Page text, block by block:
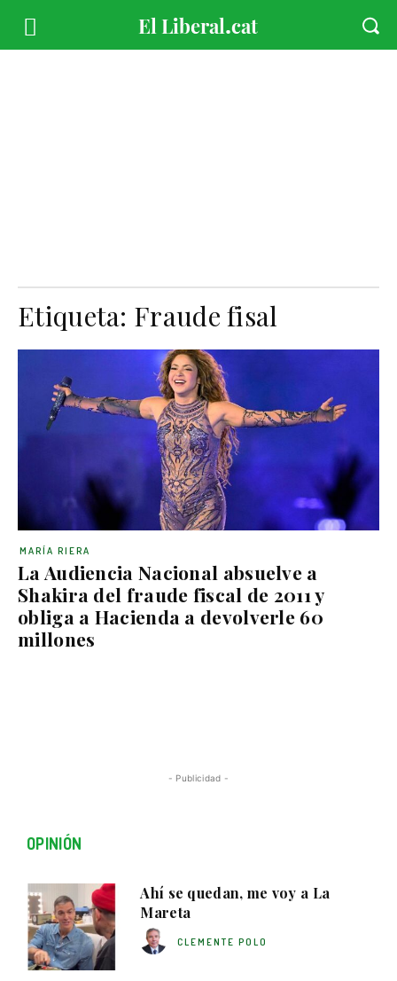
Etiqueta: Fraude fisal
La Audiencia Nacional absuelve a
Shakira del fraude fiscal de 2011 y
obliga a Hacienda a devolverle 60
millones
MARÍA RIERA
- Publicidad -
OPINIÓN
Ahí se quedan, me voy a La
Mareta
CLEMENTE POLO